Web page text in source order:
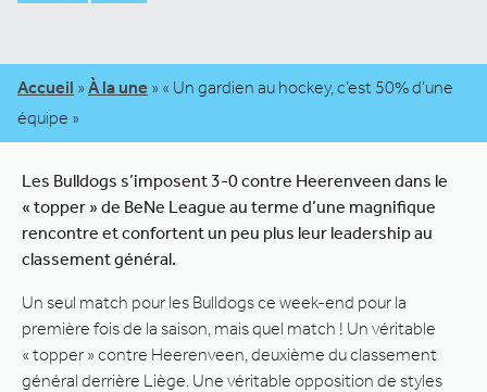
Accueil » À la une » « Un gardien au hockey, c’est 50% d’une
équipe »
Les Bulldogs s’imposent 3-0 contre Heerenveen dans le
« topper » de BeNe League au terme d’une magnifique
rencontre et confortent un peu plus leur leadership au
classement général.
Un seul match pour les Bulldogs ce week-end pour la
première fois de la saison, mais quel match ! Un véritable
« topper » contre Heerenveen, deuxième du classement
général derrière Liège. Une véritable opposition de styles